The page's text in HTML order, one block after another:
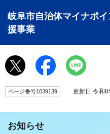
岐阜市自治体マイナポ
援事業
ページ番号1039139 更新日 令和8
お知らせ